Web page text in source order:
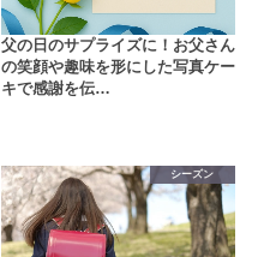
父の日のサプライズに！お父さん
の笑顔や趣味を形にした写真ケー
キで感謝を伝…
シーズン